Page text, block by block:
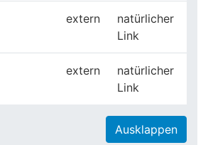
extern
natürlicher
Link
extern
natürlicher
Link
Ausklappen